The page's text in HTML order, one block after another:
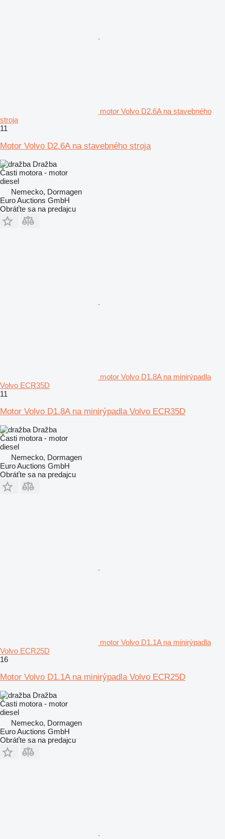
motor Volvo D2.6A na stavebného
stroja
11
Motor Volvo D2.6A na stavebného stroja
Dražba
Časti motora - motor
diesel
Nemecko, Dormagen
Euro Auctions GmbH
Obráťte sa na predajcu
motor Volvo D1.8A na minirýpadla
Volvo ECR35D
11
Motor Volvo D1.8A na minirýpadla Volvo ECR35D
Dražba
Časti motora - motor
diesel
Nemecko, Dormagen
Euro Auctions GmbH
Obráťte sa na predajcu
motor Volvo D1.1A na minirýpadla
Volvo ECR25D
16
Motor Volvo D1.1A na minirýpadla Volvo ECR25D
Dražba
Časti motora - motor
diesel
Nemecko, Dormagen
Euro Auctions GmbH
Obráťte sa na predajcu